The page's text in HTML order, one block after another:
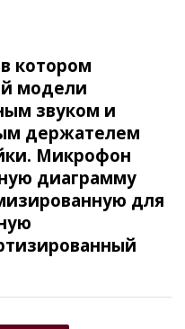
котором
модели
звуком и
держателем
Микрофон
диаграмму
для